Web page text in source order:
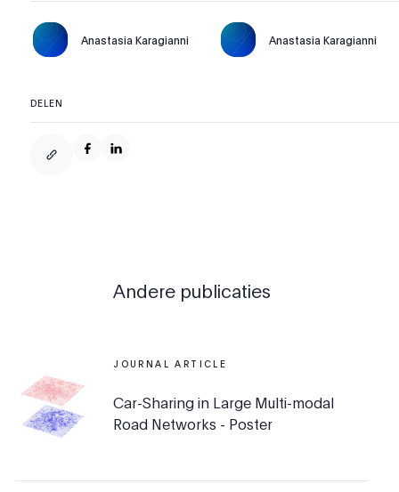
Anastasia Karagianni Anastasia Karagianni
DELEN
Andere publicaties
JOURNAL ARTICLE
Car-Sharing in Large Multi-modal
Road Networks - Poster